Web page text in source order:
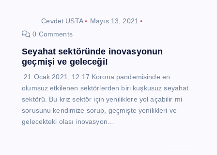
Cevdet USTA
Mayıs 13, 2021
0 Comments
Seyahat sektöründe inovasyonun
geçmişi ve geleceği!
21 Ocak 2021, 12:17 Korona pandemisinde en
olumsuz etkilenen sektörlerden biri kuşkusuz seyahat
sektörü. Bu kriz sektör için yeniliklere yol açabilir mi
sorusunu kendimize sorup, geçmişte yenilikleri ve
gelecekteki olası inovasyon…